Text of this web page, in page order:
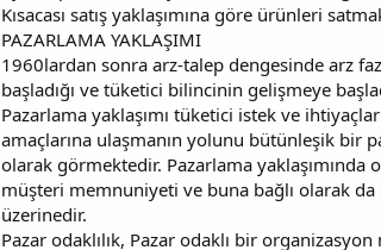
Kısacası satış yaklaşımına göre ürünleri
PAZARLAMA YAKLAŞIMI
1960lardan sonra arz-talep dengesinde arz
başladığı ve tüketici bilincinin gelişmeye
Pazarlama yaklaşımı tüketici istek ve
amaçlarına ulaşmanın yolunu bütünleşik bir
olarak görmektedir. Pazarlama yaklaşımında
müşteri memnuniyeti ve buna bağlı olarak
üzerinedir.
Pazar odaklılık, Pazar odaklı bir